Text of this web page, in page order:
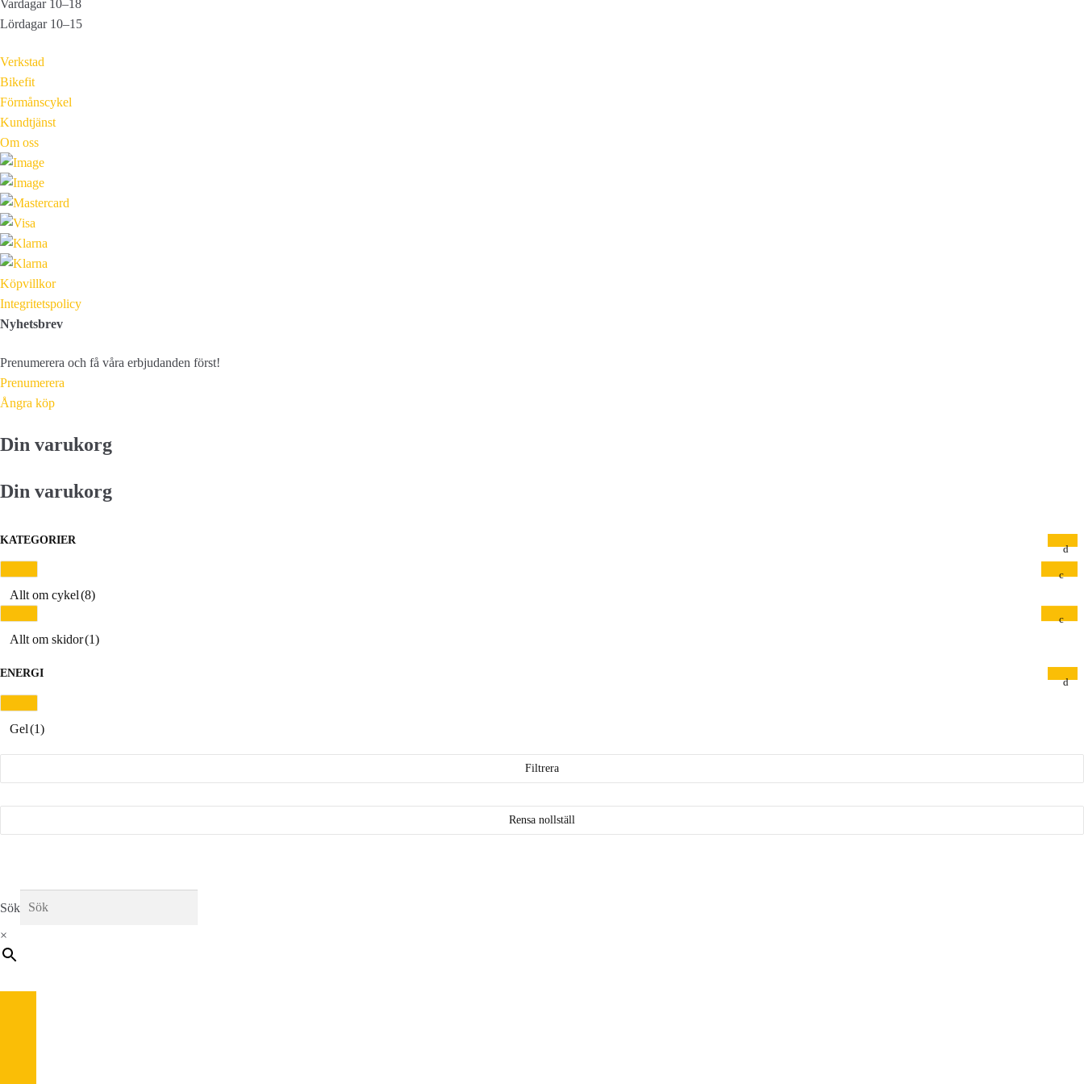
Vardagar 10–18
Lördagar 10–15
Verkstad
Bikefit
Förmånscykel
Kundtjänst
Om oss
Köpvillkor
Integritetspolicy
Nyhetsbrev
Prenumerera och få våra erbjudanden först!
Prenumerera
Ångra köp
Din varukorg
Din varukorg
KATEGORIER
Allt om cykel(8)
Allt om skidor(1)
ENERGI
Gel(1)
Filtrera
Rensa nollställ
Sök
×